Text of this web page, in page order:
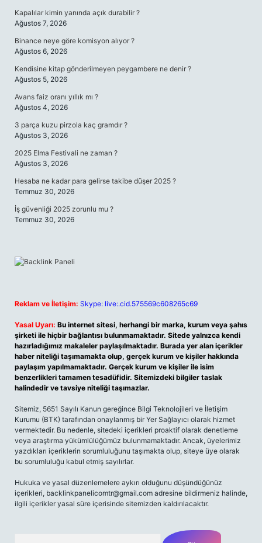
Kapalılar kimin yanında açık durabilir ?
Ağustos 7, 2026
Binance neye göre komisyon alıyor ?
Ağustos 6, 2026
Kendisine kitap gönderilmeyen peygambere ne denir ?
Ağustos 5, 2026
Avans faiz oranı yıllık mı ?
Ağustos 4, 2026
3 parça kuzu pirzola kaç gramdır ?
Ağustos 3, 2026
2025 Elma Festivali ne zaman ?
Ağustos 3, 2026
Hesaba ne kadar para gelirse takibe düşer 2025 ?
Temmuz 30, 2026
İş güvenliği 2025 zorunlu mu ?
Temmuz 30, 2026
Reklam ve İletişim: Skype: live:.cid.575569c608265c69
Yasal Uyarı: Bu internet sitesi, herhangi bir marka, kurum veya şahıs
şirketi ile hiçbir bağlantısı bulunmamaktadır. Sitede yalnızca kendi
hazırladığımız makaleler paylaşılmaktadır. Burada yer alan içerikler
haber niteliği taşımamakta olup, gerçek kurum ve kişiler hakkında
paylaşım yapılmamaktadır. Gerçek kurum ve kişiler ile isim
benzerlikleri tamamen tesadüfidir. Sitemizdeki bilgiler taslak
halindedir ve tavsiye niteliği taşımazlar.
Sitemiz, 5651 Sayılı Kanun gereğince Bilgi Teknolojileri ve İletişim
Kurumu (BTK) tarafından onaylanmış bir Yer Sağlayıcı olarak hizmet
vermektedir. Bu nedenle, sitedeki içerikleri proaktif olarak denetleme
veya araştırma yükümlülüğümüz bulunmamaktadır. Ancak, üyelerimiz
yazdıkları içeriklerin sorumluluğunu taşımakta olup, siteye üye olarak
bu sorumluluğu kabul etmiş sayılırlar.
Hukuka ve yasal düzenlemelere aykırı olduğunu düşündüğünüz
içerikleri, backlinkpanelicomtr@gmail.com adresine bildirmeniz halinde,
ilgili içerikler yasal süre içerisinde sitemizden kaldırılacaktır.